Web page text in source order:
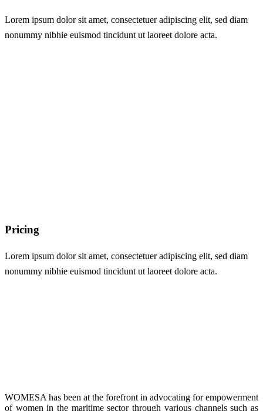
Lorem ipsum dolor sit amet, consectetuer adipiscing elit, sed diam
nonummy nibhie euismod tincidunt ut laoreet dolore acta.
Pricing
Lorem ipsum dolor sit amet, consectetuer adipiscing elit, sed diam
nonummy nibhie euismod tincidunt ut laoreet dolore acta.
WOMESA has been at the forefront in advocating for empowerment
of women in the maritime sector through various channels such as